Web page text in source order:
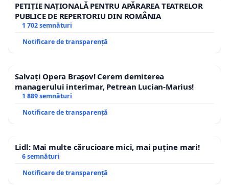
PETIȚIE NAȚIONALĂ PENTRU APĂRAREA TEATRELOR
PUBLICE DE REPERTORIU DIN ROMÂNIA
1 702 semnături
Notificare de transparență
Salvați Opera Brașov! Cerem demiterea
managerului interimar, Petrean Lucian-Marius!
1 889 semnături
Notificare de transparență
Lidl: Mai multe cărucioare mici, mai puține mari!
6 semnături
Notificare de transparență